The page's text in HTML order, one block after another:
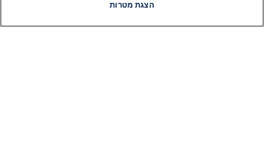
הצגת מטרות